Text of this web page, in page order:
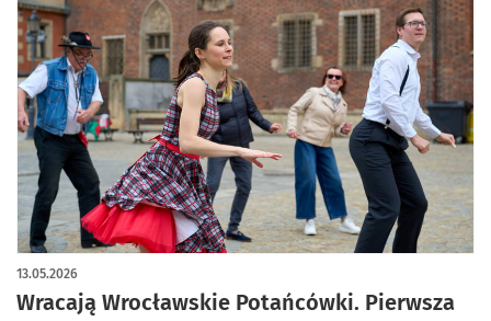
Wracają Wrocławskie Potańcówki. Pierwsza
13.05.2026